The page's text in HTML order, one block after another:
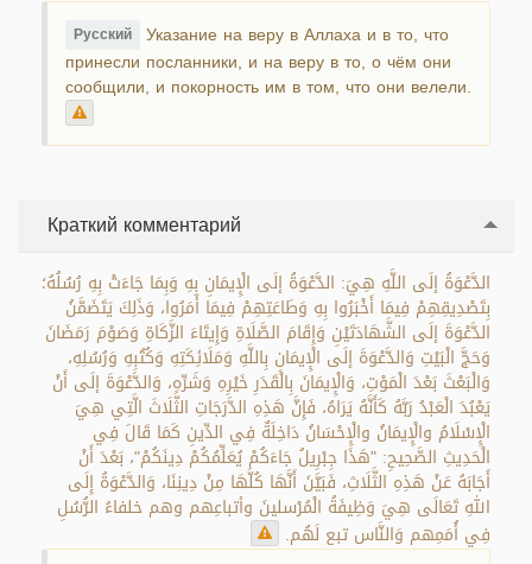
Русский Указание на веру в Аллаха и в то, что
принесли посланники, и на веру в то, о чём они
сообщили, и покорность им в том, что они велели.
Краткий комментарий
الدَّعْوَةُ إلَى اللَّهِ هِيَ: الدَّعْوَةُ إلَى الْإِيمَانِ بِهِ وَبِمَا جَاءَتْ بِهِ رُسُلُهُ؛
بِتَصْدِيقِهِمْ فِيمَا أَخْبَرُوا بِهِ وَطَاعَتِهِمْ فِيمَا أَمَرُوا، وَذَلِكَ يَتَضَمَّنُ
الدَّعْوَةَ إلَى الشَّهَادَتَيْنِ وَإِقَامَ الصَّلَاةِ وَإِيتَاءَ الزَّكَاةِ وَصَوْمَ رَمَضَانَ
وَحَجَّ الْبَيْتِ وَالدَّعْوَةَ إلَى الْإِيمَانِ بِاللَّهِ وَمَلَائِكَتِهِ وَكُتُبِهِ وَرُسُلِهِ،
وَالْبَعْثَ بَعْدَ الْمَوْتِ، وَالْإِيمَانَ بِالْقَدَرِ خَيْرِهِ وَشَرِّهِ، وَالدَّعْوَةَ إلَى أَنْ
يَعْبُدَ الْعَبْدُ رَبَّهُ كَأَنَّهُ يَرَاهُ، فَإِنَّ هَذِهِ الدَّرَجَاتِ الثَّلَاثَ الَّتِي هِيَ
الْإِسْلَامُ والْإِيمَانُ والْإِحْسَانُ دَاخِلَةٌ فِي الدِّينِ كَمَا قَالَ فِي
الْحَدِيثِ الصَّحِيحِ: "هَذَا جِبْرِيلُ جَاءَكُمْ يُعَلِّمُكُمْ دِينَكُمْ"، بَعْدَ أَنْ
أَجَابَهُ عَنْ هَذِهِ الثَّلَاثِ، فَبَيَّنَ أَنَّهَا كُلَّهَا مِنْ دِينِنَا، وَالدَّعْوَةُ إِلَى
اللهِ تَعَالَى هِيَ وَظِيفَةُ الْمُرْسلينَ وأتباعِهم وهم خلفاءُ الرُّسُلِ
فِي أُمَمِهم وَالنَّاس تبع لَهُم.